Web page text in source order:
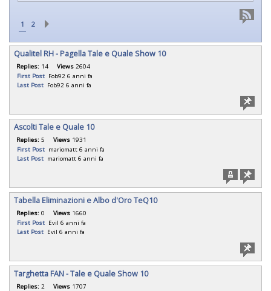
1 2
Qualitel RH - Pagella Tale e Quale Show 10
Replies: 14 Views 2604
First Post Fob92 6 anni fa
Last Post Fob92 6 anni fa
Ascolti Tale e Quale 10
Replies: 5 Views 1931
First Post mariomatt 6 anni fa
Last Post mariomatt 6 anni fa
Tabella Eliminazioni e Albo d'Oro TeQ10
Replies: 0 Views 1660
First Post Evil 6 anni fa
Last Post Evil 6 anni fa
Targhetta FAN - Tale e Quale Show 10
Replies: 2 Views 1707